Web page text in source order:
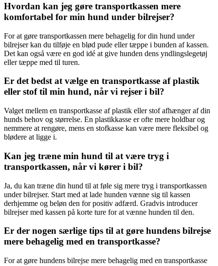
Hvordan kan jeg gøre transportkassen mere
komfortabel for min hund under bilrejser?
For at gøre transportkassen mere behagelig for din hund under
bilrejser kan du tilføje en blød pude eller tæppe i bunden af kassen.
Det kan også være en god idé at give hunden dens yndlingslegetøj
eller tæppe med til turen.
Er det bedst at vælge en transportkasse af plastik
eller stof til min hund, når vi rejser i bil?
Valget mellem en transportkasse af plastik eller stof afhænger af din
hunds behov og størrelse. En plastikkasse er ofte mere holdbar og
nemmere at rengøre, mens en stofkasse kan være mere fleksibel og
blødere at ligge i.
Kan jeg træne min hund til at være tryg i
transportkassen, når vi kører i bil?
Ja, du kan træne din hund til at føle sig mere tryg i transportkassen
under bilrejser. Start med at lade hunden vænne sig til kassen
derhjemme og beløn den for positiv adfærd. Gradvis introducer
bilrejser med kassen på korte ture for at vænne hunden til den.
Er der nogen særlige tips til at gøre hundens bilrejse
mere behagelig med en transportkasse?
For at gøre hundens bilrejse mere behagelig med en transportkasse